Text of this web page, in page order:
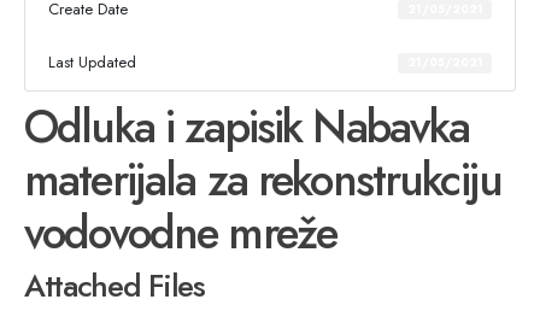
Create Date
Last Updated
Odluka i zapisik Nabavka
materijala za rekonstrukciju
vodovodne mreže
Attached Files